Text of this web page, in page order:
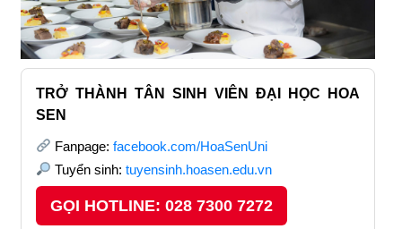
TRỞ THÀNH TÂN SINH VIÊN ĐẠI HỌC HOA
SEN
Fanpage: facebook.com/HoaSenUni
Tuyển sinh: tuyensinh.hoasen.edu.vn
GỌI HOTLINE: 028 7300 7272